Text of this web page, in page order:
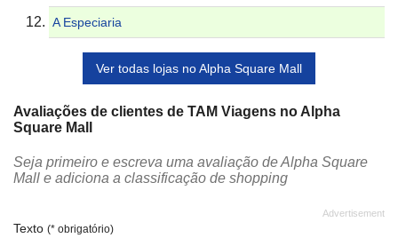
A Especiaria
Ver todas lojas no Alpha Square Mall
Avaliações de clientes de TAM Viagens no Alpha
Square Mall
Seja primeiro e escreva uma avaliação de Alpha Square
Mall e adiciona a classificação de shopping
Texto (* obrigatório)